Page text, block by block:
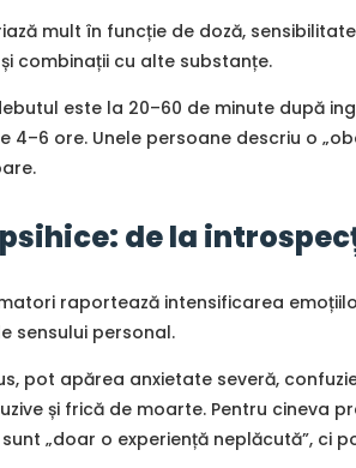
mult în funcție de doză,
combinații cu alte substanțe.
este la 20–60 de minute după
4–6 ore. Unele persoane descriu o
de la
raportează intensificarea
sensului personal.
pot apărea anxietate severă,
și frică de moarte. Pentru cineva
„doar o experiență neplăcută”, ci